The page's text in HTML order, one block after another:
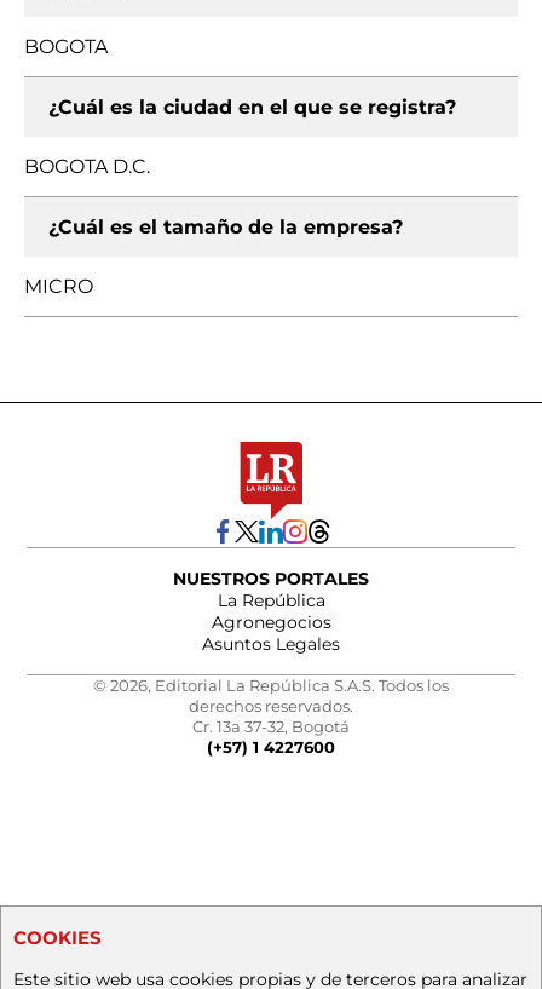
BOGOTA
¿Cuál es la ciudad en el que se registra?
BOGOTA D.C.
¿Cuál es el tamaño de la empresa?
MICRO
NUESTROS PORTALES
La República
Agronegocios
Asuntos Legales
© 2026, Editorial La República S.A.S. Todos los
derechos reservados.
Cr. 13a 37-32, Bogotá
(+57) 1 4227600
COOKIES
Este sitio web usa cookies propias y de terceros para analizar